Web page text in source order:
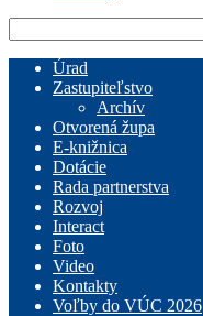
Úrad
Zastupiteľstvo
Archív
Otvorená župa
E-knižnica
Dotácie
Rada partnerstva
Rozvoj
Interact
Foto
Video
Kontakty
Voľby do VÚC 2026